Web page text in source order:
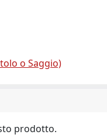
o Saggio)
prodotto.